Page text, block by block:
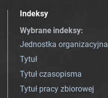
Indeksy
Wybrane indeksy:
Jednostka organizacyjna
Tytuł
Tytuł czasopisma
Tytuł pracy zbiorowej